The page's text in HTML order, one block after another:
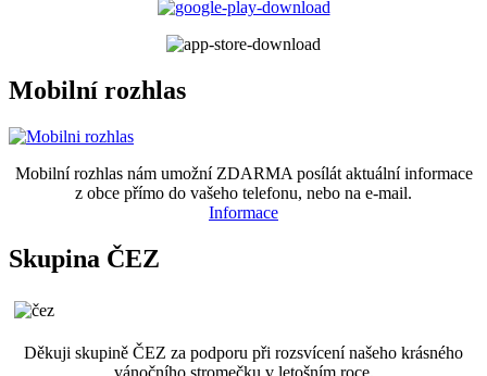
Mobilní rozhlas
Mobilní rozhlas nám umožní ZDARMA posílát aktuální informace
z obce přímo do vašeho telefonu, nebo na e-mail.
Informace
Skupina ČEZ
Děkuji skupině ČEZ za podporu při rozsvícení našeho krásného
vánočního stromečku v letošním roce.